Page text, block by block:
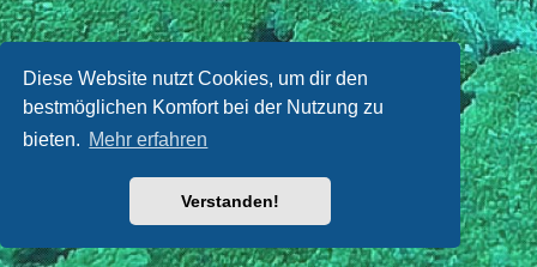
Diese Website nutzt Cookies, um dir den
bestmöglichen Komfort bei der Nutzung zu
bieten. Mehr erfahren
Verstanden!